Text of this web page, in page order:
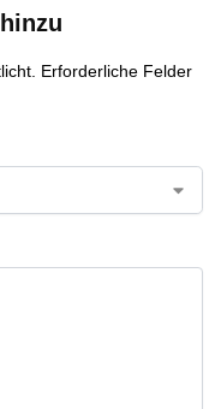
Erforderliche Felder